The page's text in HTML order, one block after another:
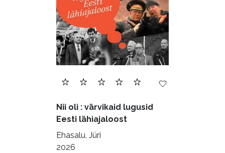
Nii oli : värvikaid lugusid
Eesti lähiajaloost
Ehasalu, Jüri
2026